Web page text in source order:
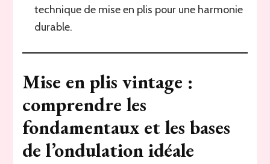
technique de mise en plis pour une harmonie
durable.
Mise en plis vintage :
comprendre les
fondamentaux et les bases
de l’ondulation idéale